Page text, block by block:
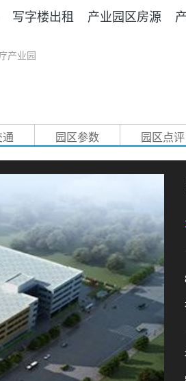
写字楼出租 产业园区房源
产业园
通 园区参数 园区点评